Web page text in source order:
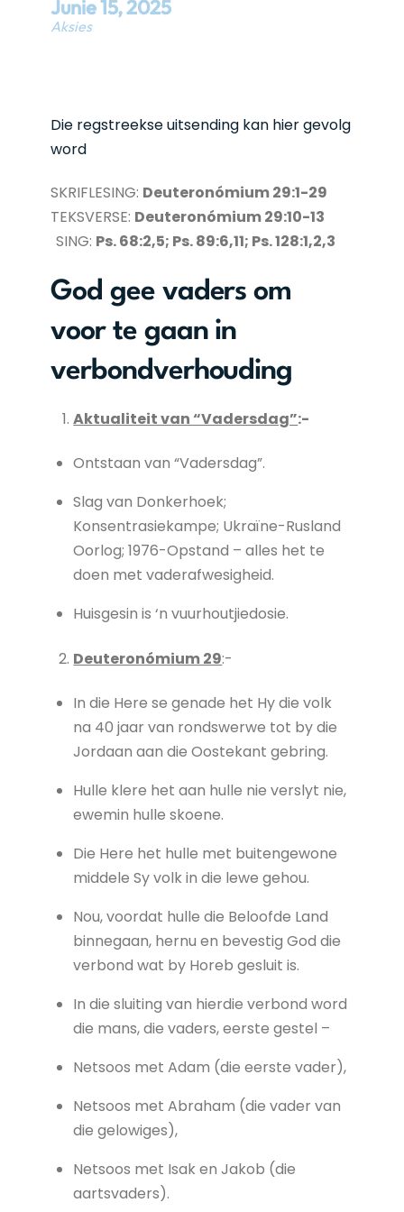
Junie15,2025
Aksies
Die regstreekse uitsending kan hier gevolg
word
SKRIFLESING: Deuteronómium 29:1-29
TEKSVERSE: Deuteronómium 29:10-13
SING: Ps. 68:2,5; Ps. 89:6,11; Ps. 128:1,2,3
God gee vaders om
voor te gaan in
verbondverhouding
Aktualiteit van “Vadersdag”:-
Ontstaan van “Vadersdag”.
Slag van Donkerhoek;
Konsentrasiekampe; Ukraïne-Rusland
Oorlog; 1976-Opstand – alles het te
doen met vaderafwesigheid.
Huisgesin is ‘n vuurhoutjiedosie.
Deuteronómium 29:-
In die Here se genade het Hy die volk
na 40 jaar van rondswerwe tot by die
Jordaan aan die Oostekant gebring.
Hulle klere het aan hulle nie verslyt nie,
ewemin hulle skoene.
Die Here het hulle met buitengewone
middele Sy volk in die lewe gehou.
Nou, voordat hulle die Beloofde Land
binnegaan, hernu en bevestig God die
verbond wat by Horeb gesluit is.
In die sluiting van hierdie verbond word
die mans, die vaders, eerste gestel –
Netsoos met Adam (die eerste vader),
Netsoos met Abraham (die vader van
die gelowiges),
Netsoos met Isak en Jakob (die
aartsvaders).